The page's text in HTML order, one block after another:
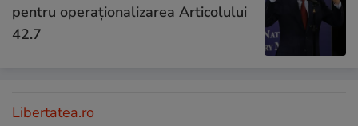
pentru operaționalizarea Articolului
42.7
Libertatea.ro